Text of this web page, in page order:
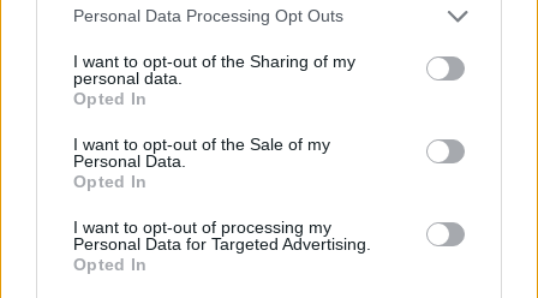
Personal Data Processing Opt Outs
I want to opt-out of the Sharing of my
personal data.
Opted In
I want to opt-out of the Sale of my
Personal Data.
Opted In
I want to opt-out of processing my
Personal Data for Targeted Advertising.
Opted In